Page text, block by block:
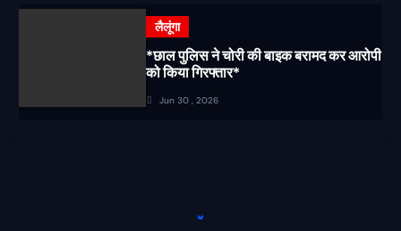
लैलूंगा
*छाल पुलिस ने चोरी की बाइक बरामद कर आरोपी
को किया गिरफ्तार*
Jun 30 , 2026